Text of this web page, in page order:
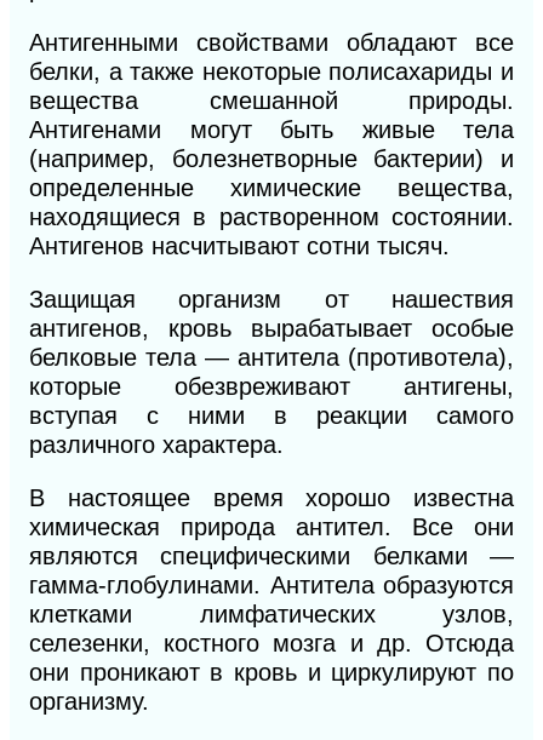
Антигенными свойствами обладают все
белки, а также некоторые полисахариды и
вещества смешанной природы.
Антигенами могут быть живые тела
(например, болезнетворные бактерии) и
определенные химические вещества,
находящиеся в растворенном состоянии.
Антигенов насчитывают сотни тысяч.
Защищая организм от нашествия
антигенов, кровь вырабатывает особые
белковые тела — антитела (противотела),
которые обезвреживают антигены,
вступая с ними в реакции самого
различного характера.
В настоящее время хорошо известна
химическая природа антител. Все они
являются специфическими белками —
гамма-глобулинами. Антитела образуются
клетками лимфатических узлов,
селезенки, костного мозга и др. Отсюда
они проникают в кровь и циркулируют по
организму.